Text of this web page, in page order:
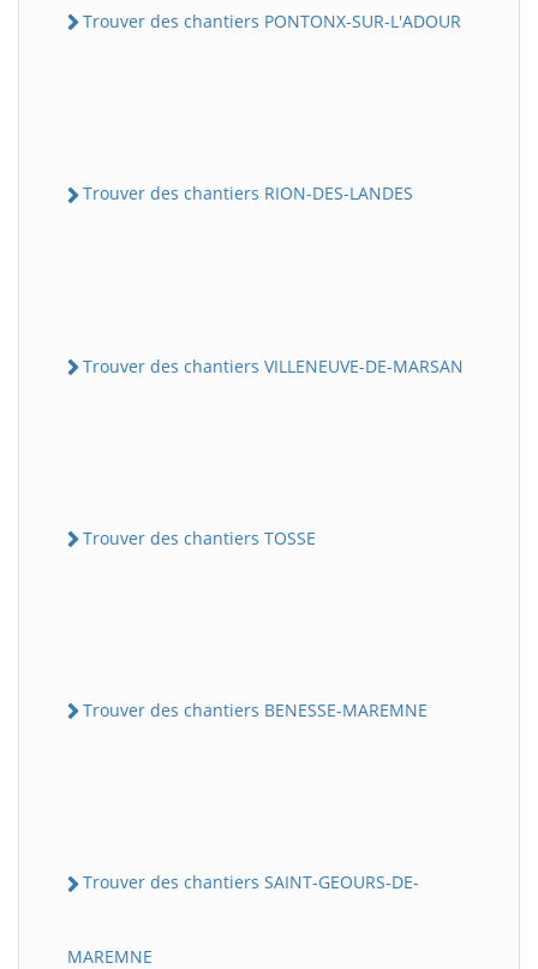
Trouver des chantiers PONTONX-SUR-L'ADOUR
Trouver des chantiers RION-DES-LANDES
Trouver des chantiers VILLENEUVE-DE-MARSAN
Trouver des chantiers TOSSE
Trouver des chantiers BENESSE-MAREMNE
Trouver des chantiers SAINT-GEOURS-DE-
MAREMNE